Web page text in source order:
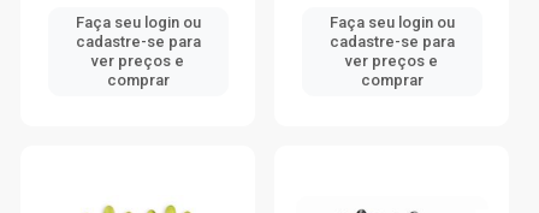
Faça seu login ou
cadastre-se para
ver preços e
comprar
Faça seu login ou
cadastre-se para
ver preços e
comprar